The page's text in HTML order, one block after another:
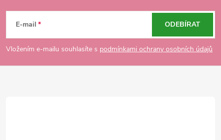
p
a
E-mail
Vložením e-mailu souhlasíte s podmínkami ochrany osobních údajů
ODEBÍRAT